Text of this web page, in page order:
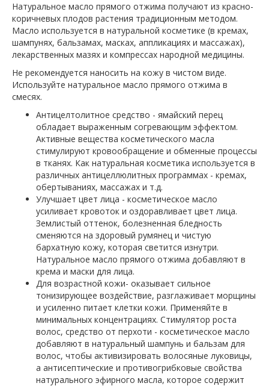
Натуральное масло прямого отжима получают из красно-
коричневых плодов растения традиционным методом.
Масло используется в натуральной косметике (в кремах,
шампунях, бальзамах, масках, аппликациях и массажах),
лекарственных мазях и компрессах народной медицины.
Не рекомендуется наносить на кожу в чистом виде.
Используйте натуральное масло прямого отжима в
смесях.
Антицелтолитное средство - ямайский перец
обладает выраженным согревающим эффектом.
Активные вещества косметического масла
стимулируют кровообращение и обменные процессы
в тканях. Как натуральная косметика используется в
различных антицеллюлитных программах - кремах,
обертываниях, массажах и т.д.
Улучшает цвет лица - косметическое масло
усиливает кровоток и оздоравливает цвет лица.
Землистый оттенок, болезненная бледность
сменяются на здоровый румянец и чистую
бархатную кожу, которая светится изнутри.
Натуральное масло прямого отжима добавляют в
крема и маски для лица.
Для возрастной кожи- оказывает сильное
тонизирующее воздействие, разглаживает морщины
и усиленно питает клетки кожи. Применяйте в
минимальных концентрациях. Стимулятор роста
волос, средство от перхоти - косметическое масло
добавляют в натуральный шампунь и бальзам для
волос, чтобы активизировать волосяные луковицы,
а антисептические и противогрибковые свойства
натурального эфирного масла, которое содержит